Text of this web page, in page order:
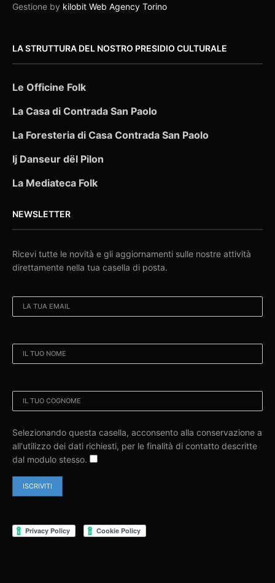
Gestione by kilobit Web Agency Torino
LA STRUTTURA DEL NOSTRO PRESIDIO CULTURALE
Le Officine Folk
La Casa di Contrada San Paolo
La Foresteria di Casa Contrada San Paolo
Ij Danseur dël Pilon
La Mediateca Folk
NEWSLETTER
Ricevi tutte le novità e gli aggiornamenti sulle nostre attività
direttamente nella tua casella di posta.
Selezionando questa casella, acconsento alla conservazione a
all'utilizzo dei dati richiesti, per le finalità di contatto descritte
dal modulo stesso.